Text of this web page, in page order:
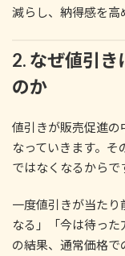
減らし、納得感を高
2. なぜ値引
のか
値引きが販売促進の
なっていきます。そ
ではなくなるからで
一度値引きが当たり
なる」「今は待っ
の結果、通常価格で